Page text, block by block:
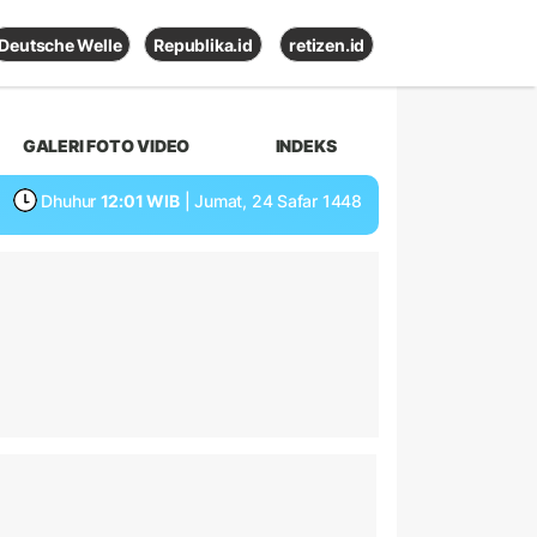
Deutsche Welle Republika.id retizen.id
GALERI FOTO VIDEO INDEKS
Dhuhur 12:01 WIB | Jumat, 24 Safar 1448